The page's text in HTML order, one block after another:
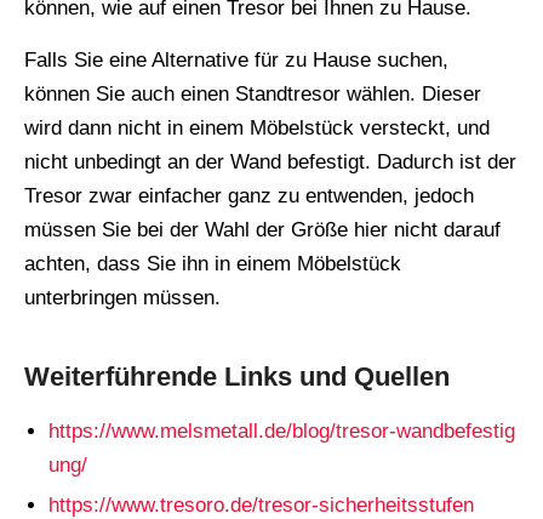
können, wie auf einen Tresor bei Ihnen zu Hause.
Falls Sie eine Alternative für zu Hause suchen,
können Sie auch einen Standtresor wählen. Dieser
wird dann nicht in einem Möbelstück versteckt, und
nicht unbedingt an der Wand befestigt. Dadurch ist der
Tresor zwar einfacher ganz zu entwenden, jedoch
müssen Sie bei der Wahl der Größe hier nicht darauf
achten, dass Sie ihn in einem Möbelstück
unterbringen müssen.
Weiterführende Links und Quellen
https://www.melsmetall.de/blog/tresor-wandbefestig
ung/
https://www.tresoro.de/tresor-sicherheitsstufen